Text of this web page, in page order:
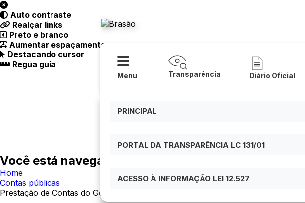
Menu Transparência Diário Oficial
PRINCIPAL
PORTAL DA TRANSPARÊNCIA LC 131/01
ACESSO À INFORMAÇÃO LEI 12.527
Auto contraste
Realçar links
Preto e branco
Aumentar espaçamento
Destacando cursor
Regua guia
Você está navegando em:
Home
Contas públicas
Prestação de Contas do Governo